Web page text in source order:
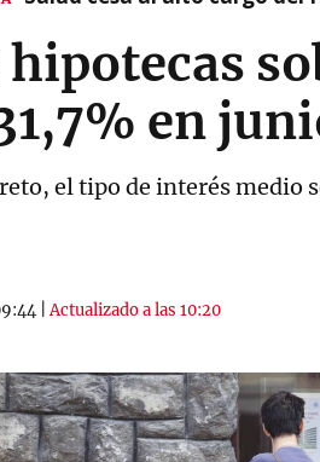
hipotecas
en
el tipo de interés medio
|Actualizado a las 10:20